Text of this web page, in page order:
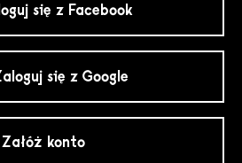
się z Facebook
się z Google
Załóż konto